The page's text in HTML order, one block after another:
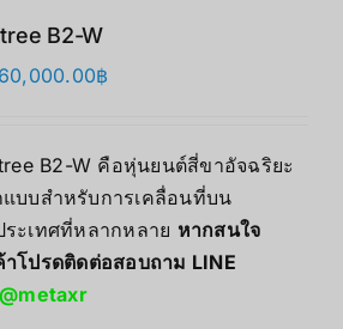
B2-W
฿
B2-W คือหุ่นยนต์สี่ขาอัจฉริยะ
บบสำหรับการเคลื่อนที่บน
ะเทศที่หลากหลาย หากสนใจ
โปรดติดต่อสอบถาม LINE
@metaxr